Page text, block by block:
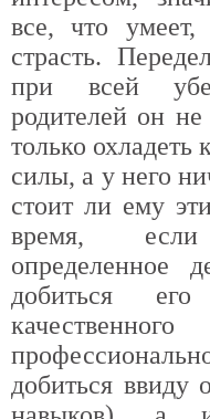
все, что
страсть.
при всей
родителей он
только
силы, а у него
стоит ли ему
время,
определенное
добиться
добиться ввиду